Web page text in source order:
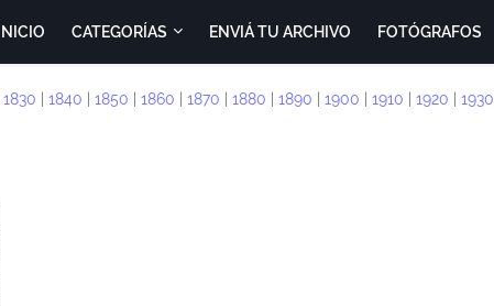
INICIO CATEGORÍAS ENVIÁ TU ARCHIVO FOTÓGRAFOS
1830 1840 1850 1860 1870 1880 1890 1900 1910 1920 1930